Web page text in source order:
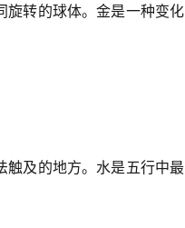
旋转的球体。金是一种变化
触及的地方。水是五行中最